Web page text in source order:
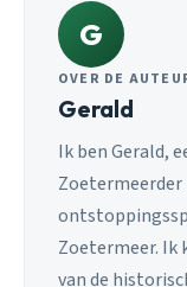
G
OVER DE
Gerald
Ik ben Gerald,
Zoetermeerder
Zoetermeer. Ik
van de